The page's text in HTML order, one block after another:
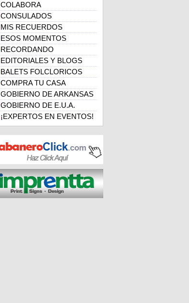
COLABORA
CONSULADOS
MIS RECUERDOS
ESOS MOMENTOS
RECORDANDO
EDITORIALES Y BLOGS
BALETS FOLCLORICOS
COMPRA TU CASA
GOBIERNO DE ARKANSAS
GOBIERNO DE E.U.A.
¡EXPERTOS EN EVENTOS!